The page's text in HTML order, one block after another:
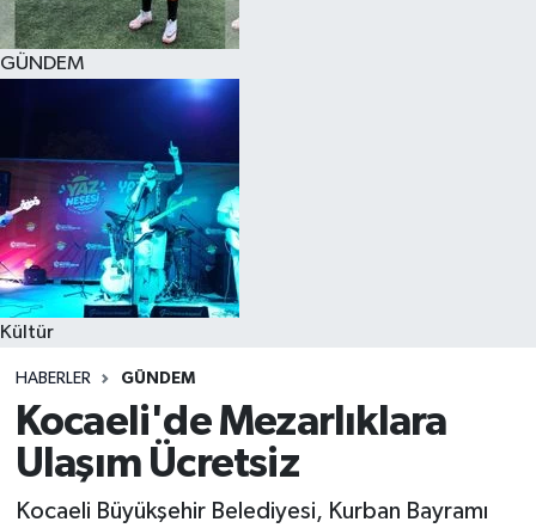
GÜNDEM
Kültür
HABERLER GÜNDEM
Kocaeli'de Mezarlıklara
Ulaşım Ücretsiz
Kocaeli Büyükşehir Belediyesi, Kurban Bayramı